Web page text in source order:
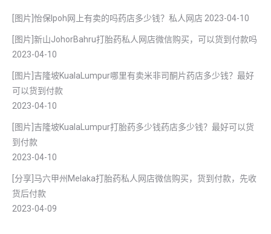
[图片]怡保lpoh网上有卖的吗药店多少钱？私人网店 2023-04-10
[图片]新山JohorBahru打胎药私人网店微信购买，可以货到付款吗
2023-04-10
[图片]吉隆坡KualaLumpur哪里有卖米非司酮片药店多少钱？最好
可以货到付款
2023-04-10
[图片]吉隆坡KualaLumpur打胎药多少钱药店多少钱？最好可以货
到付款
2023-04-10
[分享]马六甲州Melaka打胎药私人网店微信购买，货到付款，先收
货后付款
2023-04-09